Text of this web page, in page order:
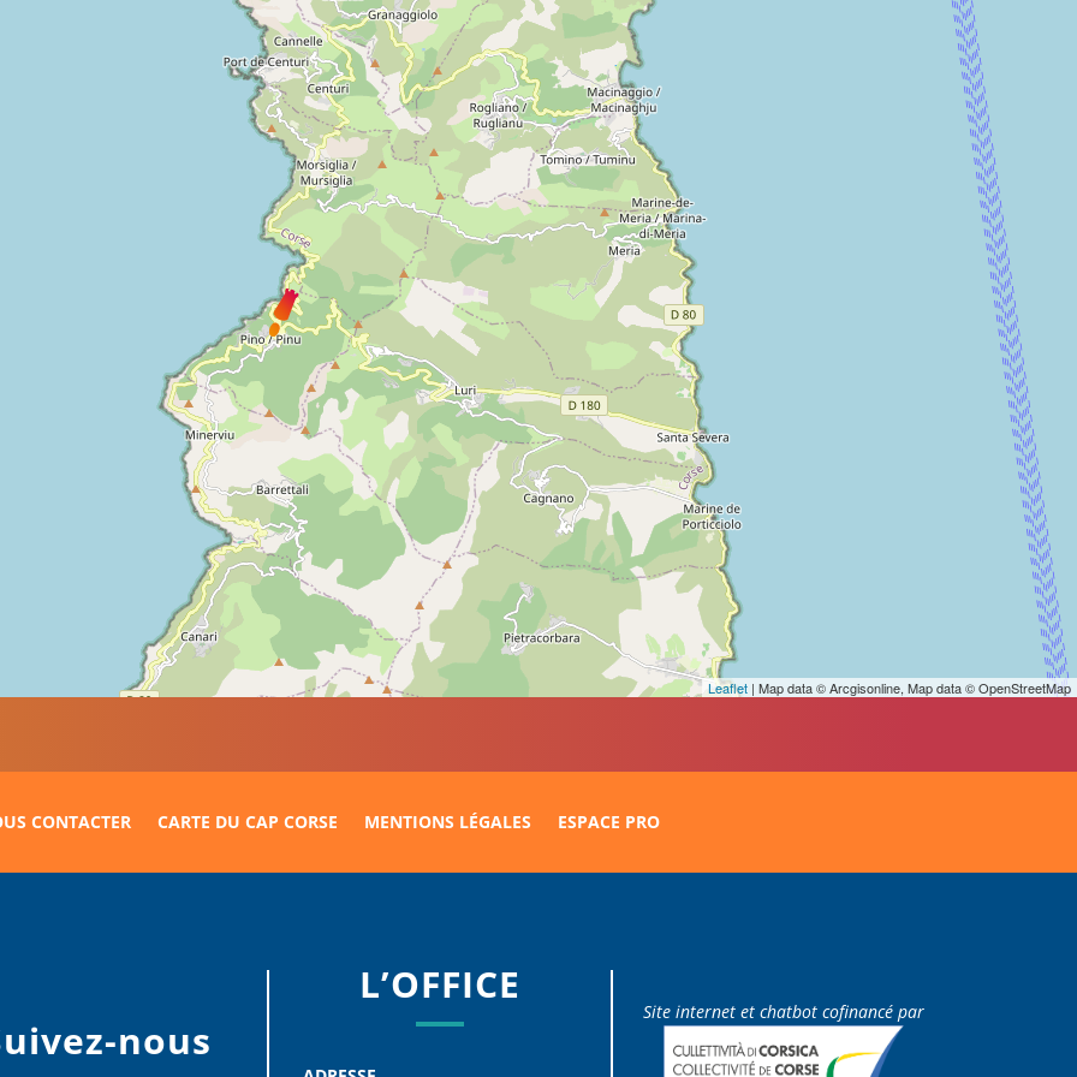
Leaflet | Map data © Arcgisonline, Map data © OpenStreetMap
CONTACTER CARTE DU CAP CORSE MENTIONS LÉGALES ESPACE PRO
nous
L’OFFICE
Site internet et chatbot cofinancé par